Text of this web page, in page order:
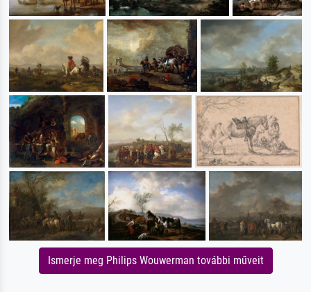
Ismerje meg Philips Wouwerman további műveit